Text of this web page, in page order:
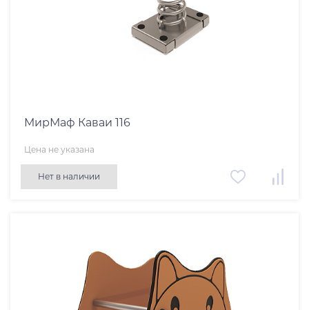
МирМаф Каваи 116
Цена не указана
Нет в наличии